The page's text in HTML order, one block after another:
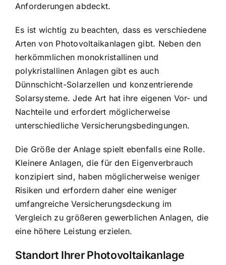
Anforderungen abdeckt.
Es ist wichtig zu beachten, dass es verschiedene
Arten von Photovoltaikanlagen gibt. Neben den
herkömmlichen monokristallinen und
polykristallinen Anlagen gibt es auch
Dünnschicht-Solarzellen und konzentrierende
Solarsysteme. Jede Art hat ihre eigenen Vor- und
Nachteile und erfordert möglicherweise
unterschiedliche Versicherungsbedingungen.
Die Größe der Anlage spielt ebenfalls eine Rolle.
Kleinere Anlagen, die für den Eigenverbrauch
konzipiert sind, haben möglicherweise weniger
Risiken und erfordern daher eine weniger
umfangreiche Versicherungsdeckung im
Vergleich zu größeren gewerblichen Anlagen, die
eine höhere Leistung erzielen.
Standort Ihrer Photovoltaikanlage